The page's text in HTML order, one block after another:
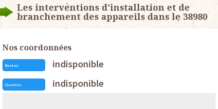
Les interventions d'installation et de
branchement des appareils dans le 38980
Nos coordonnées
Bureau indisponible
Chantier indisponible